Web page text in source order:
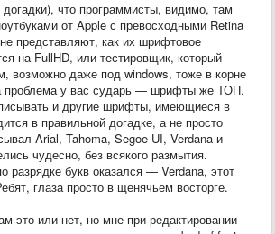
что программисты, видимо, там
от Apple с превосходными Retina
представляют, как их шрифтовое
на FullHD, или тестировщик, который
возможно даже под windows, тоже в корне
проблема у вас сударь — шрифты же ТОП.
и другие шрифты, имеющиеся в
в правильной догадке, а не просто
Arial, Tahoma, Segoe UI, Verdana и
чудесно, без всякого размытия.
разрядке букв оказался — Verdana, этот
глаза просто в щенячьем восторге.
это или нет, но мне при редактировании